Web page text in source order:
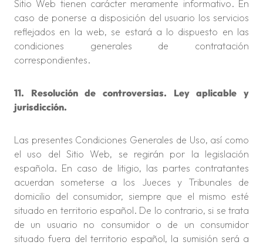
Sitio Web tienen carácter meramente informativo. En
caso de ponerse a disposición del usuario los servicios
reflejados en la web, se estará a lo dispuesto en las
condiciones generales de contratación
correspondientes.
11. Resolución de controversias. Ley aplicable y
jurisdicción.
Las presentes Condiciones Generales de Uso, así como
el uso del Sitio Web, se regirán por la legislación
española. En caso de litigio, las partes contratantes
acuerdan someterse a los Jueces y Tribunales de
domicilio del consumidor, siempre que el mismo esté
situado en territorio español. De lo contrario, si se trata
de un usuario no consumidor o de un consumidor
situado fuera del territorio español, la sumisión será a